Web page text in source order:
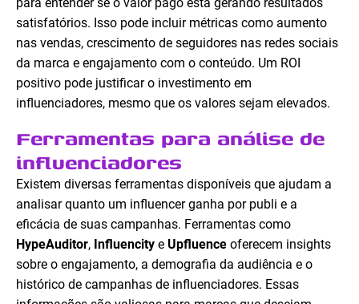
satisfatórios. Isso pode incluir métricas como aumento
nas vendas, crescimento de seguidores nas redes sociais
da marca e engajamento com o conteúdo. Um ROI
positivo pode justificar o investimento em
influenciadores, mesmo que os valores sejam elevados.
Ferramentas para análise de
influenciadores
Existem diversas ferramentas disponíveis que ajudam a
analisar quanto um influencer ganha por publi e a
eficácia de suas campanhas. Ferramentas como
HypeAuditor, Influencity e Upfluence oferecem insights
sobre o engajamento, a demografia da audiência e o
histórico de campanhas de influenciadores. Essas